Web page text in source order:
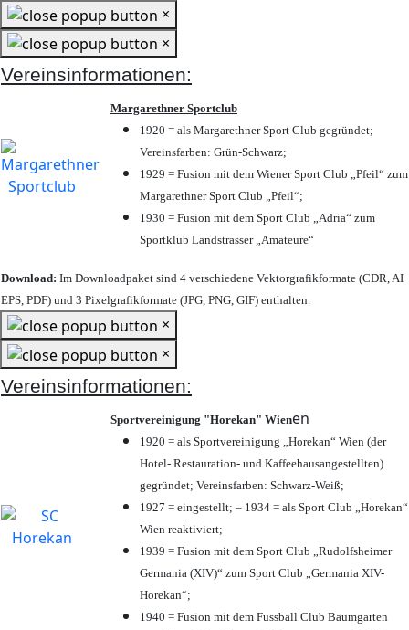
×
×
Vereinsinformationen:
Margarethner Sportclub
1920 = als Margarethner Sport Club gegründet;
Vereinsfarben: Grün-Schwarz;
1929 = Fusion mit dem Wiener Sport Club „Pfeil“ zum
Margarethner Sport Club „Pfeil“;
1930 = Fusion mit dem Sport Club „Adria“ zum
Sportklub Landstrasser „Amateure“
Download: Im Downloadpaket sind 4 verschiedene Vektorgrafikformate (CDR, AI
EPS, PDF) und 3 Pixelgrafikformate (JPG, PNG, GIF) enthalten.
×
×
Vereinsinformationen:
Sportvereinigung "Horekan" Wienen
1920 = als Sportvereinigung „Horekan“ Wien (der
Hotel- Restauration- und Kaffeehausangestellten)
gegründet; Vereinsfarben: Schwarz-Weiß;
1927 = eingestellt; – 1934 = als Sport Club „Horekan“
Wien reaktiviert;
1939 = Fusion mit dem Sport Club „Rudolfsheimer
Germania (XIV)“ zum Sport Club „Germania XIV-
Horekan“;
1940 = Fusion mit dem Fussball Club Baumgarten